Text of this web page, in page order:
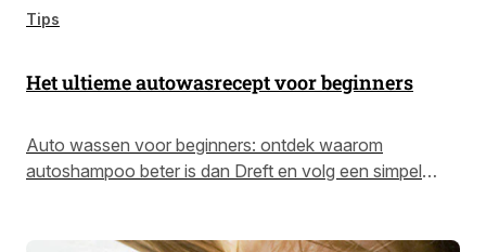
Tips
Het ultieme autowasrecept voor beginners
Auto wassen voor beginners: ontdek waarom
autoshampoo beter is dan Dreft en volg een simpel